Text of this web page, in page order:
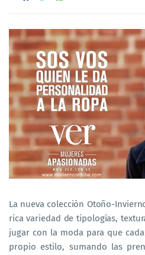
La nueva colección Otoño-
rica variedad de tipologías,
jugar con la moda para que
propio estilo, sumando las